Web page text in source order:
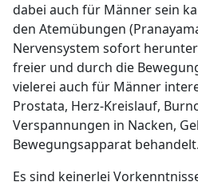
dabei auch für Männer sein
den Atemübungen
Nervensystem sofort
freier und durch die
vielerei auch für Männer
Prostata, Herz-Kreislauf,
Verspannungen in Nacken,
Bewegungsapparat
Es sind keinerlei